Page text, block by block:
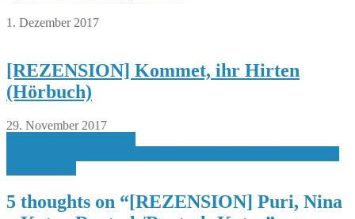
1. Dezember 2017
[REZENSION] Kommet, ihr Hirten
(Hörbuch)
29. November 2017
Beitragsnavigation
5 thoughts on “[REZENSION] Puri, Nina